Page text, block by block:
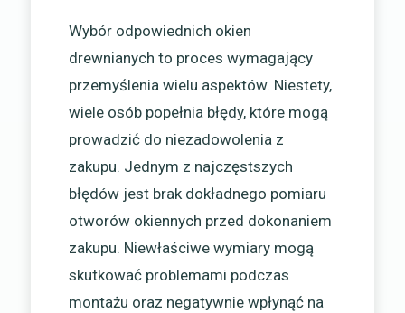
Wybór odpowiednich okien
drewnianych to proces wymagający
przemyślenia wielu aspektów. Niestety,
wiele osób popełnia błędy, które mogą
prowadzić do niezadowolenia z
zakupu. Jednym z najczęstszych
błędów jest brak dokładnego pomiaru
otworów okiennych przed dokonaniem
zakupu. Niewłaściwe wymiary mogą
skutkować problemami podczas
montażu oraz negatywnie wpłynąć na